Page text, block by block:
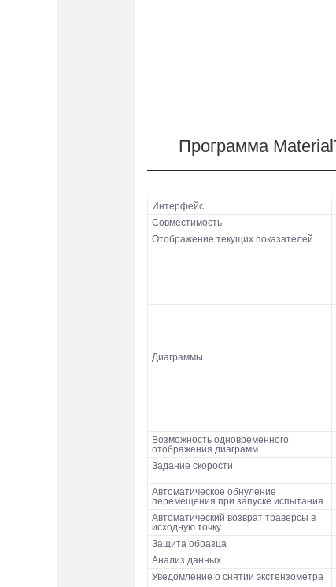
Программа
Интерфейс
Совместимость
Отображение текущих показателей
Диаграммы
Возможность одновременного
отображения диаграмм
Задание скорости
Автоматическое обнуление
перемещения при запуске испытания
Автоматический возврат траверсы в
исходную точку
Защита образца
Анализ данных
Уведомление о снятии экстензометра